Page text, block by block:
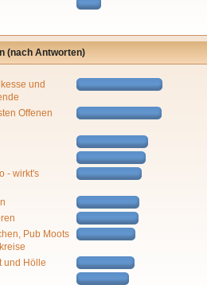
(nach Antworten)
und
Offenen
- wirkt's
Pub Moots
und Hölle